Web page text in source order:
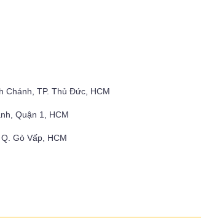
Chánh, TP. Thủ Đức, HCM
Quận 1, HCM
Gò Vấp, HCM